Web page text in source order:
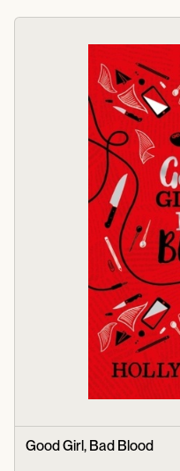
Good Girl, Bad Blood